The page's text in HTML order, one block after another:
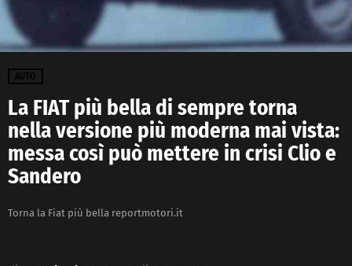
AUTO
La FIAT più bella di sempre torna
nella versione più moderna mai vista:
messa così può mettere in crisi Clio e
Sandero
Torna la Fiat più bella reportmotori.it